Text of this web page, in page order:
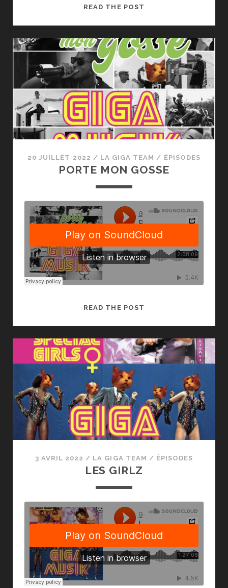
READ THE POST
20 JUILLET 2022 / LA GIGA TEAM / ÉPISODES
PORTE MON GOSSE
READ THE POST
3 AVRIL 2022 / LA GIGA TEAM / ÉPISODES
LES GIRLZ